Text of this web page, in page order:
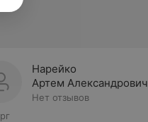
Нарейко
Артем Александрович
Нет отзывов